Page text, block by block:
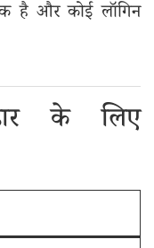
है और कोई लॉगिन
के लिए